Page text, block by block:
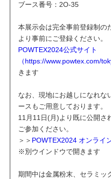
ブース番号：2O-35
本展示会は完全事前登録制の
より事前にご登録ください。
POWTEX2024公式サイト
（https://www.powtex.com/
きます
なお、現地にお越しになれな
ースもご用意しております。
11月11日(月)より既に公開さ
ご参加ください。
＞＞ POWTEX2024 オンライ
※別ウインドウで開きます
期間中は金属粉末、セラミッ